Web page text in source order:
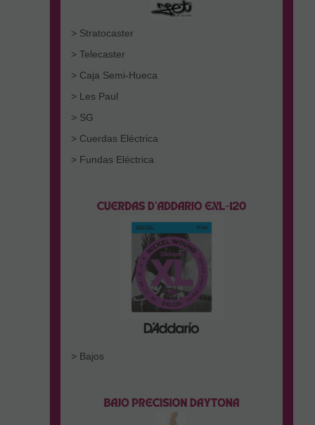
> Stratocaster
> Telecaster
> Caja Semi-Hueca
> Les Paul
> SG
> Cuerdas Eléctrica
> Fundas Eléctrica
> Bajos